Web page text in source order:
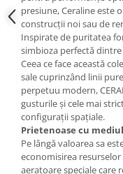
presiune, Ceraline este
construcții noi sau de
Inspirate de puritatea
simbioza perfectă
Ceea ce face această
sale cuprinzând linii
perpetuu modern,
gusturile și cele mai
configurații spațiale.
Prietenoase cu mediul
Pe lângă valoarea sa
economisirea resurselor
aeratoare speciale care